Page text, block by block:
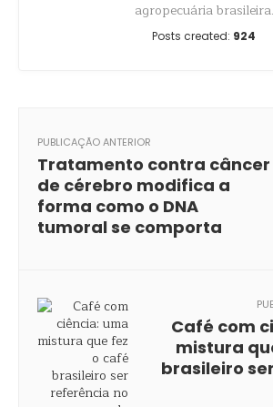
agropecuária brasileira.
Posts created: 924
PUBLICAÇÃO ANTERIOR
Tratamento contra câncer
de cérebro modifica a
forma como o DNA
tumoral se comporta
Café com
mistura
brasileiro